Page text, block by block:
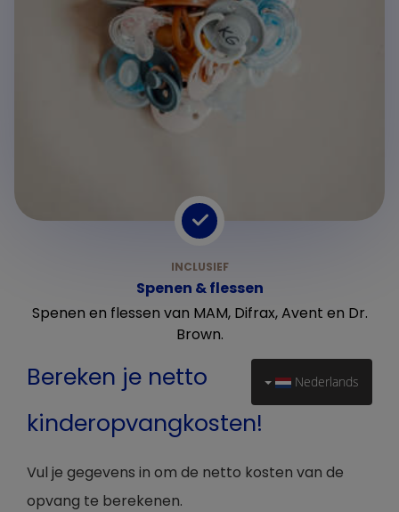
Spenen & flessen
Spenen en flessen van MAM, Difrax, Avent en Dr.
Brown.